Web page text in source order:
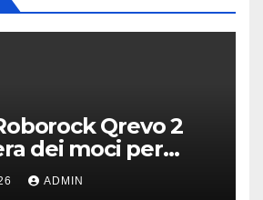
Qrevo 2
dei moci per
| PREZZO
ADMIN